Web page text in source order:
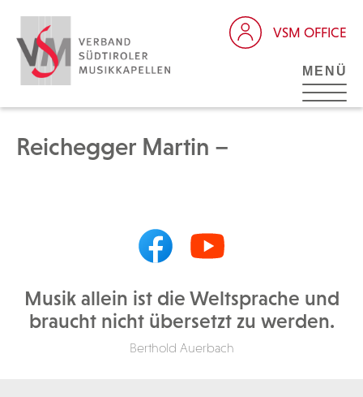
VSM OFFICE
MENÜ
Reichegger Martin –
Musik allein ist die Weltsprache und
braucht nicht übersetzt zu werden.
Berthold Auerbach